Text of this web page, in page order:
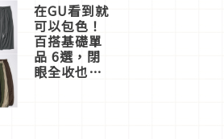
在GU看到就
可以包色！
百搭基礎單
品 6選，閉
眼全收也不